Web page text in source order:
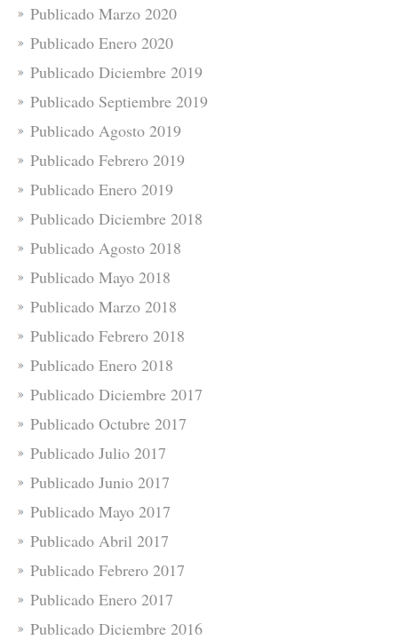
Publicado Marzo 2020
Publicado Enero 2020
Publicado Diciembre 2019
Publicado Septiembre 2019
Publicado Agosto 2019
Publicado Febrero 2019
Publicado Enero 2019
Publicado Diciembre 2018
Publicado Agosto 2018
Publicado Mayo 2018
Publicado Marzo 2018
Publicado Febrero 2018
Publicado Enero 2018
Publicado Diciembre 2017
Publicado Octubre 2017
Publicado Julio 2017
Publicado Junio 2017
Publicado Mayo 2017
Publicado Abril 2017
Publicado Febrero 2017
Publicado Enero 2017
Publicado Diciembre 2016